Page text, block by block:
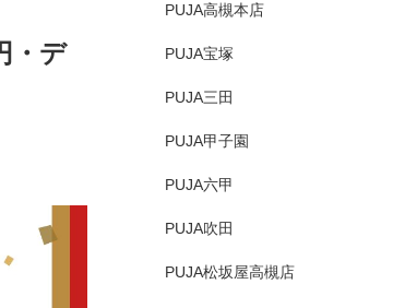
・デ
PUJA高槻本店
PUJA宝塚
PUJA三田
PUJA甲子園
PUJA六甲
PUJA吹田
PUJA松坂屋高槻店